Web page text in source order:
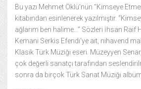
Bu yazı Mehmet Öklü’nün “Kimseye
kitabından esinlenerek yazılmıştır.
ağlarım ben halime…” Sözleri İhsan Raif
Kemani Serkis Efendi’ye ait, nihavend
Klasik Türk Müziği eseri. Müzeyyen
çok değerli sanatçı tarafından
sonra da birçok Türk Sanat Müziği